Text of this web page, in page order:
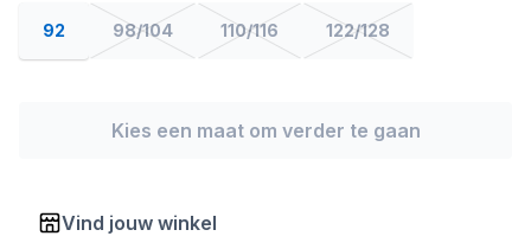
92 98/104 110/116 122/128
Kies een maat om verder te gaan
Vind jouw winkel